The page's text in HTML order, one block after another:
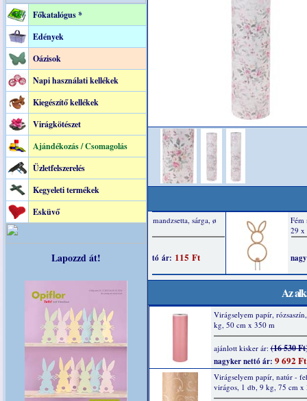
Főkatalógus *
Edények
Oázisok
Napi használati kellékek
Kiegészítő kellékek
Virágkötészet
Ajándékozás / Csomagolás
Üzletfelszerelés
Kegyeleti termékek
Esküvő
Lapozzd át!
Az
Virágselyem papír,
kg, 50 cm x 350 m
ajánlott kisker ár:(16 530
nagyker nettó ár: 9 692 Ft
Virágselyem papír, natúr -
virágos, 1 db, 9 kg, 75 cm x